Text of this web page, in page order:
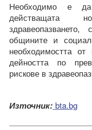
Необходимо е
действащата
общините и
необходимостта
дейността по
рискове в
Източник: bta.bg